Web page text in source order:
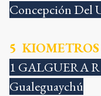
Concepción Del
5
1 GALGUERA
Gualeguaychú